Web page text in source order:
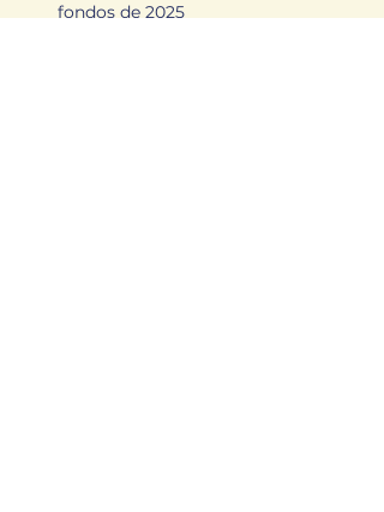
fondos de 2025